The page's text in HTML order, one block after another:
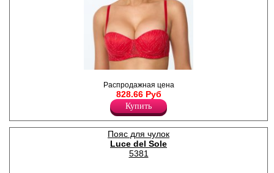
балконет с эффектом Push-
Up с формованными
чашками на каркасах,
изготовлен из микрофибры и
роскошного, блестящего
кружева.
Акрил 19%
Полиамид 76%
Эластан 5%
Распродажная цена
828.66 Руб
Купить
Пояс для чулок
Luce del Sole
5381